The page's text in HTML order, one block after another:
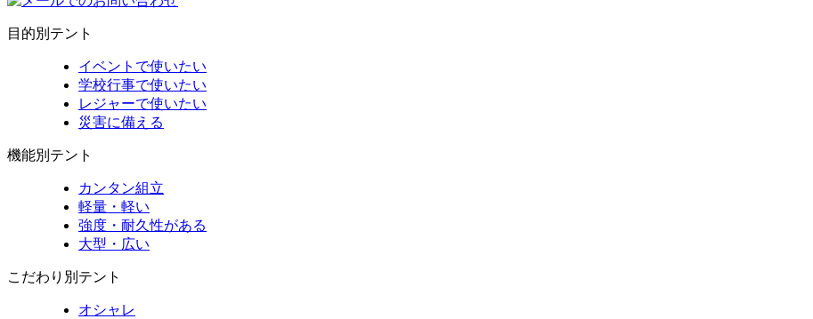
目的別テント
イベントで使いたい
学校行事で使いたい
レジャーで使いたい
災害に備える
機能別テント
カンタン組立
軽量・軽い
強度・耐久性がある
大型・広い
こだわり別テント
オシャレ